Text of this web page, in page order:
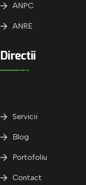
ANPC
ANRE
Directii
Servicii
Blog
Portofoliu
Contact